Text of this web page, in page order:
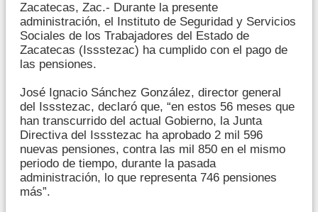
Zacatecas, Zac.- Durante la presente
administración, el Instituto de Seguridad y Servicios
Sociales de los Trabajadores del Estado de
Zacatecas (Issstezac) ha cumplido con el pago de
las pensiones.
José Ignacio Sánchez González, director general
del Issstezac, declaró que, “en estos 56 meses que
han transcurrido del actual Gobierno, la Junta
Directiva del Issstezac ha aprobado 2 mil 596
nuevas pensiones, contra las mil 850 en el mismo
periodo de tiempo, durante la pasada
administración, lo que representa 746 pensiones
más”.